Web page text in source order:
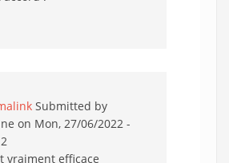
Submitted by
on Mon, 27/06/2022 -
vraiment efficace